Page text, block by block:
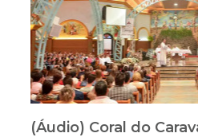
(Áudio) Coral do